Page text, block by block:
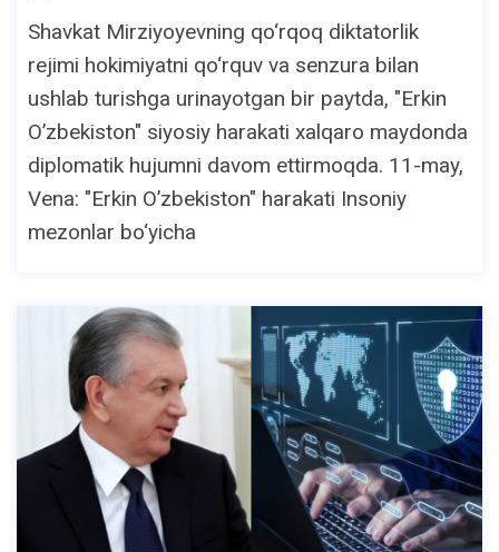
Shavkat Mirziyoyevning qo‘rqoq diktatorlik
rejimi hokimiyatni qo‘rquv va senzura bilan
ushlab turishga urinayotgan bir paytda, "Erkin
O’zbekiston" siyosiy harakati xalqaro maydonda
diplomatik hujumni davom ettirmoqda. 11-may,
Vena: "Erkin O’zbekiston" harakati Insoniy
mezonlar bo‘yicha